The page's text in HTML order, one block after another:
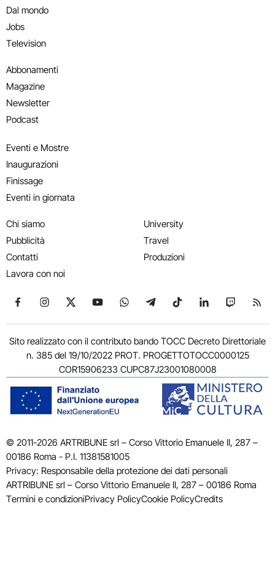
Dal mondo
Jobs
Television
Abbonamenti
Magazine
Newsletter
Podcast
Eventi e Mostre
Inaugurazioni
Finissage
Eventi in giornata
Chi siamo
Pubblicità
Contatti
Lavora con noi
University
Travel
Produzioni
Seguici su Facebook
Seguici su Instagram
Seguici su X
Seguici su YouTube
Seguici su WhatsApp
Seguici su Telegram
Seguici su TikTok
Seguici su
Seguici
Sito realizzato con il contributo bando TOCC Decreto Direttoriale
n. 385 del 19/10/2022 PROT. PROGETTOTOCC0000125
COR15906233 CUPC87J23001080008
© 2011-2026 ARTRIBUNE srl – Corso Vittorio Emanuele II, 287 –
00186 Roma - P.I. 11381581005
Privacy: Responsabile della protezione dei dati personali
ARTRIBUNE srl – Corso Vittorio Emanuele II, 287 – 00186 Roma
Termini e condizioniPrivacy PolicyCookie PolicyCredits